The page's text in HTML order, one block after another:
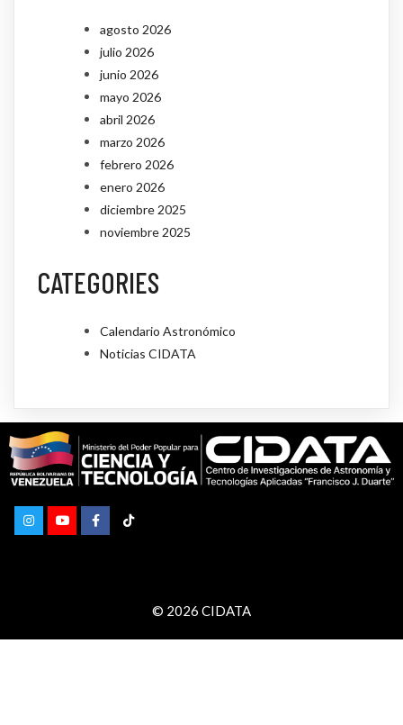
agosto 2026
julio 2026
junio 2026
mayo 2026
abril 2026
marzo 2026
febrero 2026
enero 2026
diciembre 2025
noviembre 2025
CATEGORIES
Calendario Astronómico
Noticias CIDATA
© 2026 CIDATA